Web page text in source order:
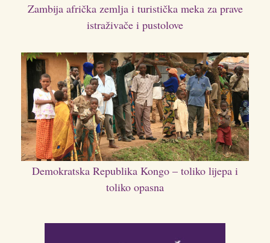
Zambija afrička zemlja i turistička meka za prave
istraživače i pustolove
Demokratska Republika Kongo – toliko lijepa i
toliko opasna